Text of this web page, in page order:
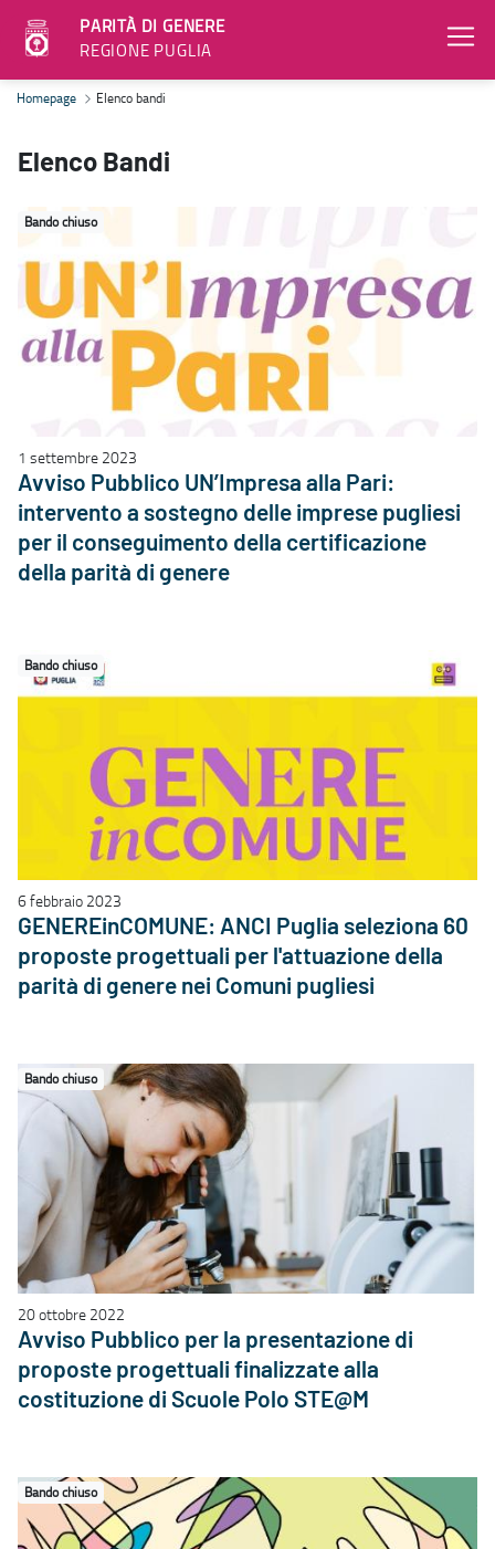
PARITÀ DI GENERE
REGIONE PUGLIA
Elenco bandi - Parità di genere
Homepage Elenco bandi
Elenco Bandi
Bando chiuso
1 settembre 2023
Avviso Pubblico UN’Impresa alla Pari:
intervento a sostegno delle imprese pugliesi
per il conseguimento della certificazione
della parità di genere
Bando chiuso
6 febbraio 2023
GENEREinCOMUNE: ANCI Puglia seleziona 60
proposte progettuali per l'attuazione della
parità di genere nei Comuni pugliesi
Bando chiuso
20 ottobre 2022
Avviso Pubblico per la presentazione di
proposte progettuali finalizzate alla
costituzione di Scuole Polo STE@M
Bando chiuso